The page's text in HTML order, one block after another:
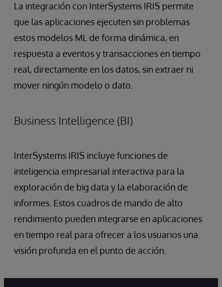
La integración con InterSystems IRIS permite
que las aplicaciones ejecuten sin problemas
estos modelos ML de forma dinámica, en
respuesta a eventos y transacciones en tiempo
real, directamente en los datos, sin extraer ni
mover ningún modelo o dato.
Business Intelligence (BI)
InterSystems IRIS incluye funciones de
inteligencia empresarial interactiva para la
exploración de big data y la elaboración de
informes. Estos cuadros de mando de alto
rendimiento pueden integrarse en aplicaciones
en tiempo real para ofrecer a los usuarios una
visión profunda en el punto de acción.